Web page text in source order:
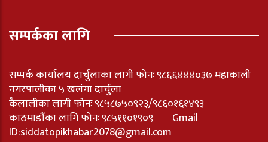
सम्पर्कका लागि
सम्पर्क कार्यालय दार्चुलाका लागी फोनः ९८६६४४४०३७ महाकाली
नगरपालीका ५ खलंगा दार्चुला
कैलालीका लागी फोनः ९८५८७५०९२३/९८६०१६१४९३
काठमाडौंका लागि फोनः ९८५११०१९०९ Gmail
ID:siddatopikhabar2078@gmail.com